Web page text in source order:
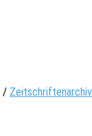
/ Zeitschriftenarchiv